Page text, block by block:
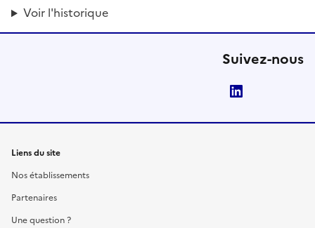
Voir l'historique
Suivez-nous
Liens du site
Nos établissements
Partenaires
Une question ?